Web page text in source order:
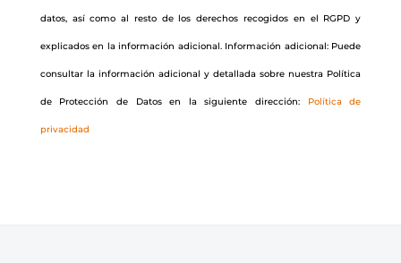
datos, así como al resto de los derechos recogidos en el RGPD y
explicados en la información adicional. Información adicional: Puede
consultar la información adicional y detallada sobre nuestra Política
de Protección de Datos en la siguiente dirección: Política de
privacidad